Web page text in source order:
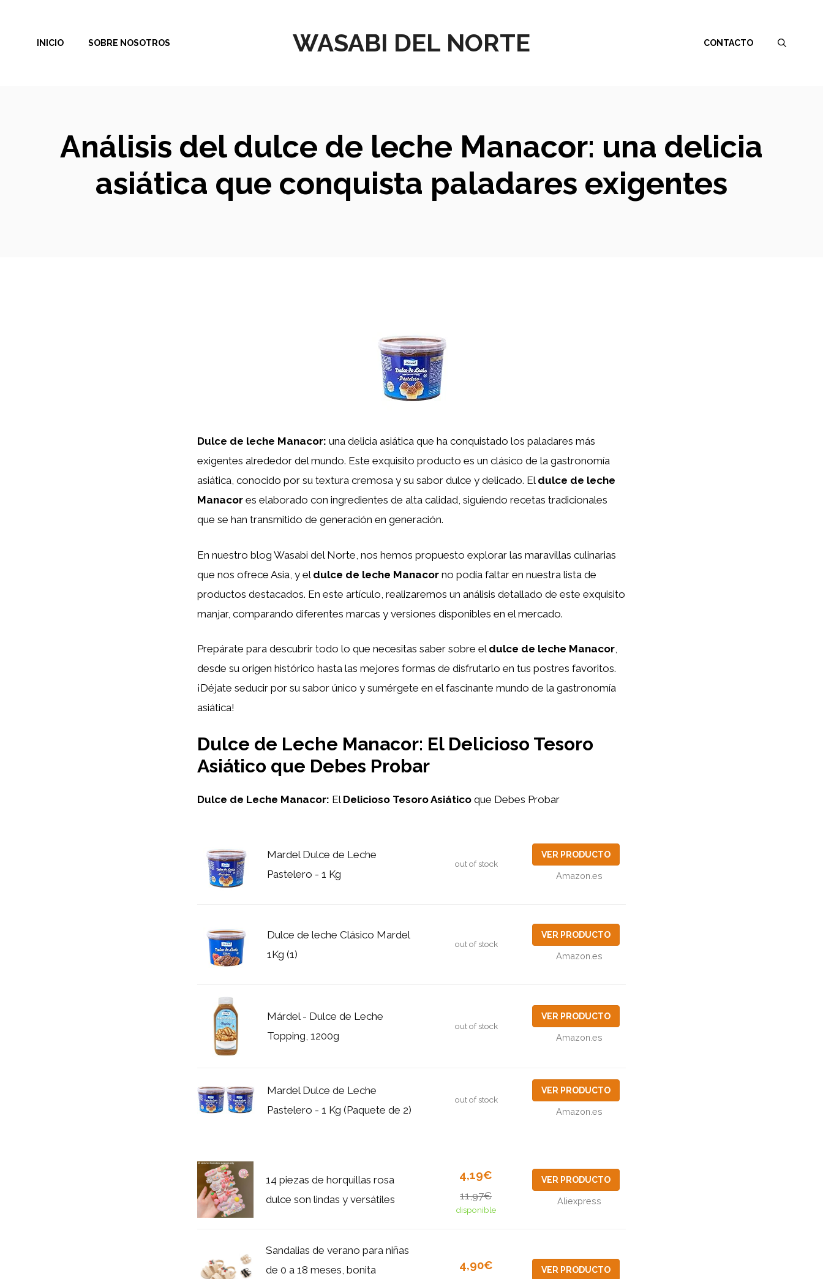
contenido
WASABI DEL NORTE
INICIO SOBRE NOSOTROS CONTACTO
Análisis del dulce de leche Manacor: una delicia
asiática que conquista paladares exigentes
Dulce de leche Manacor: una delicia asiática que ha conquistado los paladares más
exigentes alrededor del mundo. Este exquisito producto es un clásico de la gastronomía
asiática, conocido por su textura cremosa y su sabor dulce y delicado. El dulce de leche
Manacor es elaborado con ingredientes de alta calidad, siguiendo recetas tradicionales
que se han transmitido de generación en generación.
En nuestro blog Wasabi del Norte, nos hemos propuesto explorar las maravillas culinarias
que nos ofrece Asia, y el dulce de leche Manacor no podía faltar en nuestra lista de
productos destacados. En este artículo, realizaremos un análisis detallado de este exquisito
manjar, comparando diferentes marcas y versiones disponibles en el mercado.
Prepárate para descubrir todo lo que necesitas saber sobre el dulce de leche Manacor,
desde su origen histórico hasta las mejores formas de disfrutarlo en tus postres favoritos.
¡Déjate seducir por su sabor único y sumérgete en el fascinante mundo de la gastronomía
asiática!
Dulce de Leche Manacor: El Delicioso Tesoro
Asiático que Debes Probar
Dulce de Leche Manacor: El Delicioso Tesoro Asiático que Debes Probar
Mardel Dulce de Leche
Pastelero - 1 Kg
out of stock
VER PRODUCTO
Amazon.es
Dulce de leche Clásico Mardel
1Kg (1)
out of stock
VER PRODUCTO
Amazon.es
Márdel - Dulce de Leche
Topping, 1200g
out of stock
VER PRODUCTO
Amazon.es
Mardel Dulce de Leche
Pastelero - 1 Kg (Paquete de 2)
out of stock
VER PRODUCTO
Amazon.es
14 piezas de horquillas rosa
dulce son lindas y versátiles
4,19€
11,97€
disponible
VER PRODUCTO
Aliexpress
Sandalias de verano para niñas
de 0 a 18 meses, bonita
4,90€ VER PRODUCTO